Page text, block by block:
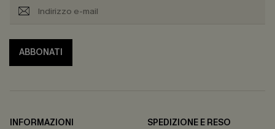
ABBONATI
INFORMAZIONI
SPEDIZIONE E RESO